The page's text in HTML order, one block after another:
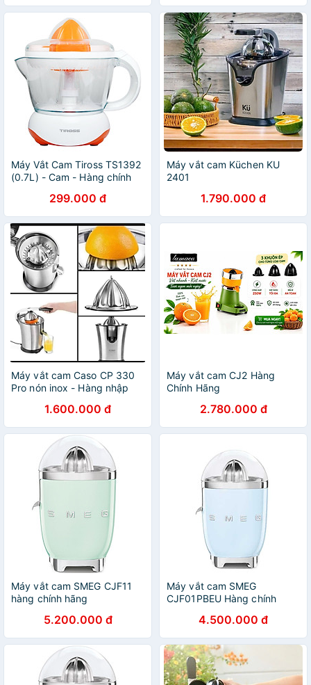
Máy Vắt Cam Tiross TS1392
(0.7L) - Cam - Hàng chính
299.000 đ
Máy vắt cam Küchen KU
2401
1.790.000 đ
Máy vắt cam Caso CP 330
Pro nón inox - Hàng nhập
1.600.000 đ
Máy vắt cam CJ2 Hàng
Chính Hãng
2.780.000 đ
Máy vắt cam SMEG CJF11
hàng chính hãng
5.200.000 đ
Máy vắt cam SMEG
CJF01PBEU Hàng chính
4.500.000 đ